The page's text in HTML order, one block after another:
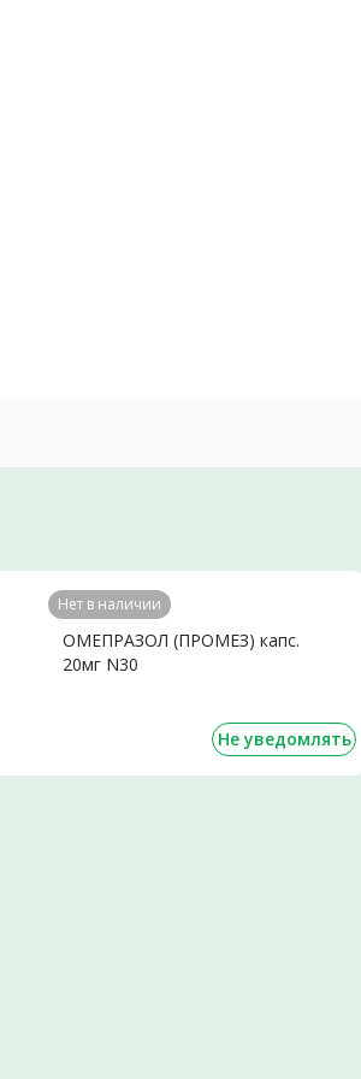
Нет в наличии
ОМЕПРАЗОЛ (ПРОМЕЗ) капс.
20мг N30
Не уведомлять